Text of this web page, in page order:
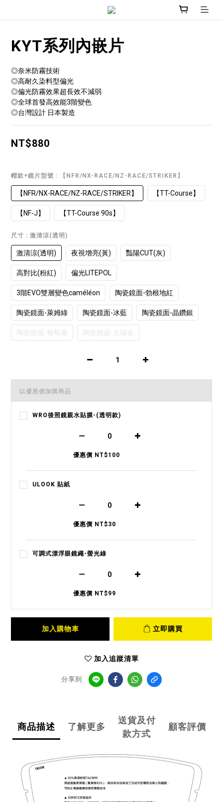
KYT系列內嵌片
◎奈米防霧技術
◎高耐久染料型偏光
◎偏光防霧效果超長效不減弱
◎全球首發高效能3階變色
◎台灣設計 日本製造
NT$880
帽款+鏡片型號 : 【NFR/NX-RACE/NZ-RACE/STRIKER】
【NFR/NX-RACE/NZ-RACE/STRIKER】 【TT-Course】
【NF-J】 【TT-Course 90s】
尺寸 : 激清涼(透明)
激清涼(透明) 夜視增亮(黃) 豔陽CUT(灰)
高對比(粉紅) 偏光LITEPOL
3階EVO雙層變色caméléon 陶瓷鏡面-勃根地紅
陶瓷鏡面-萊姆綠 陶瓷鏡面-冰藍 陶瓷鏡面-晶鑽銀
陶瓷鏡面-葡萄紫 陶瓷鏡面-太陽金
以優惠價加購商品
WRO後照鏡親水貼膜-(透明款)
優惠價 NT$100
ULOOK 貼紙
優惠價 NT$30
可調式漂浮眼鏡繩-螢光綠
優惠價 NT$99
加入購物車 立即購買
加入追蹤清單
分享到
商品描述 了解更多
送貨及付
款方式
顧客評價